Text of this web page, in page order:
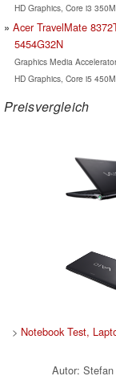
HD Graphics, Core i3 350M
Acer TravelMate
5454G32N
Graphics Media
HD Graphics, Core i5 450M
Preisvergleich
> Notebook Test,
Autor: